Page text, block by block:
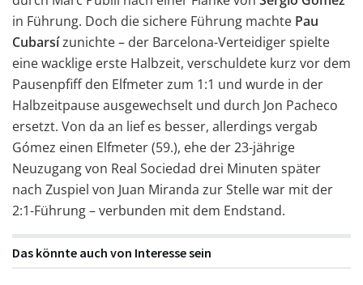
in Führung. Doch die sichere Führung machte Pau
Cubarsízunichte – der Barcelona-Verteidiger spielte
eine wacklige erste Halbzeit, verschuldete kurz vor dem
Pausenpfiff den Elfmeter zum 1:1 und wurde in der
Halbzeitpause ausgewechselt und durch Jon Pacheco
ersetzt. Von da an lief es besser, allerdings vergab
Gómez einen Elfmeter (59.), ehe der 23-jährige
Neuzugang von Real Sociedad drei Minuten später
nach Zuspiel von Juan Miranda zur Stelle war mit der
2:1-Führung – verbunden mit dem Endstand.
Das könnte auch von Interesse sein